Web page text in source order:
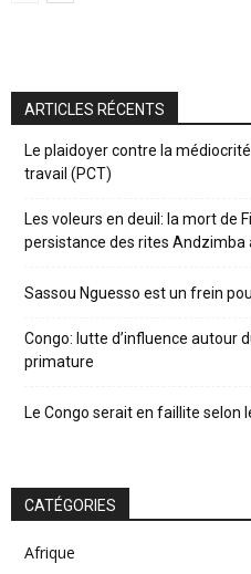
ARTICLES RÉCENTS
Le plaidoyer contre la
travail (PCT)
Les voleurs en deuil: la mort de
persistance des rites Andzimba
Sassou Nguesso est un frein
Congo: lutte d’influence autour
primature
Le Congo serait en faillite selon
CATÉGORIES
Afrique